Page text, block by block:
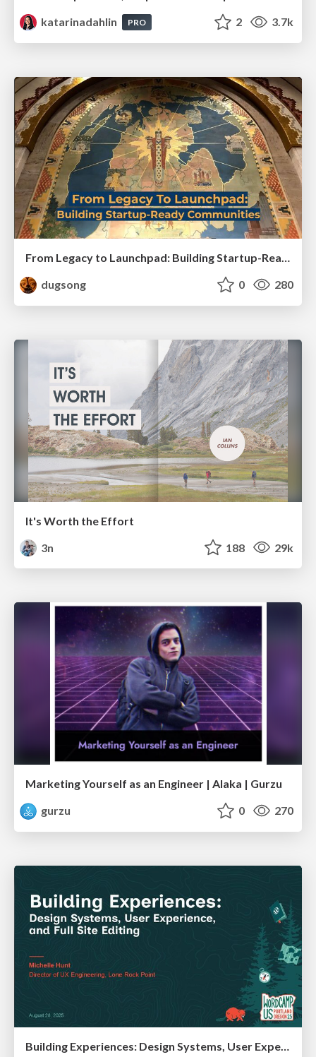
katarinadahlin
PRO 2 3.7k
From Legacy to Launchpad: Building Startup-Ready Communities
dugsong
0 280
It's Worth the Effort
3n
188 29k
Marketing Yourself as an Engineer | Alaka | Gurzu
gurzu
0 270
Building Experiences: Design Systems, User Experience, and Full Site Editing